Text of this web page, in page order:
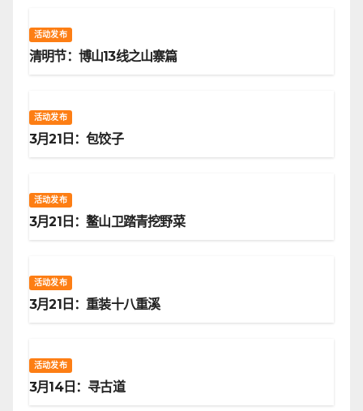
活动发布
清明节：博山13线之山寨篇
活动发布
3月21日：包饺子
活动发布
3月21日：鳌山卫踏青挖野菜
活动发布
3月21日：重装十八重溪
活动发布
3月14日：寻古道